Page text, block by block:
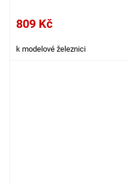
809 Kč
k modelové železnici